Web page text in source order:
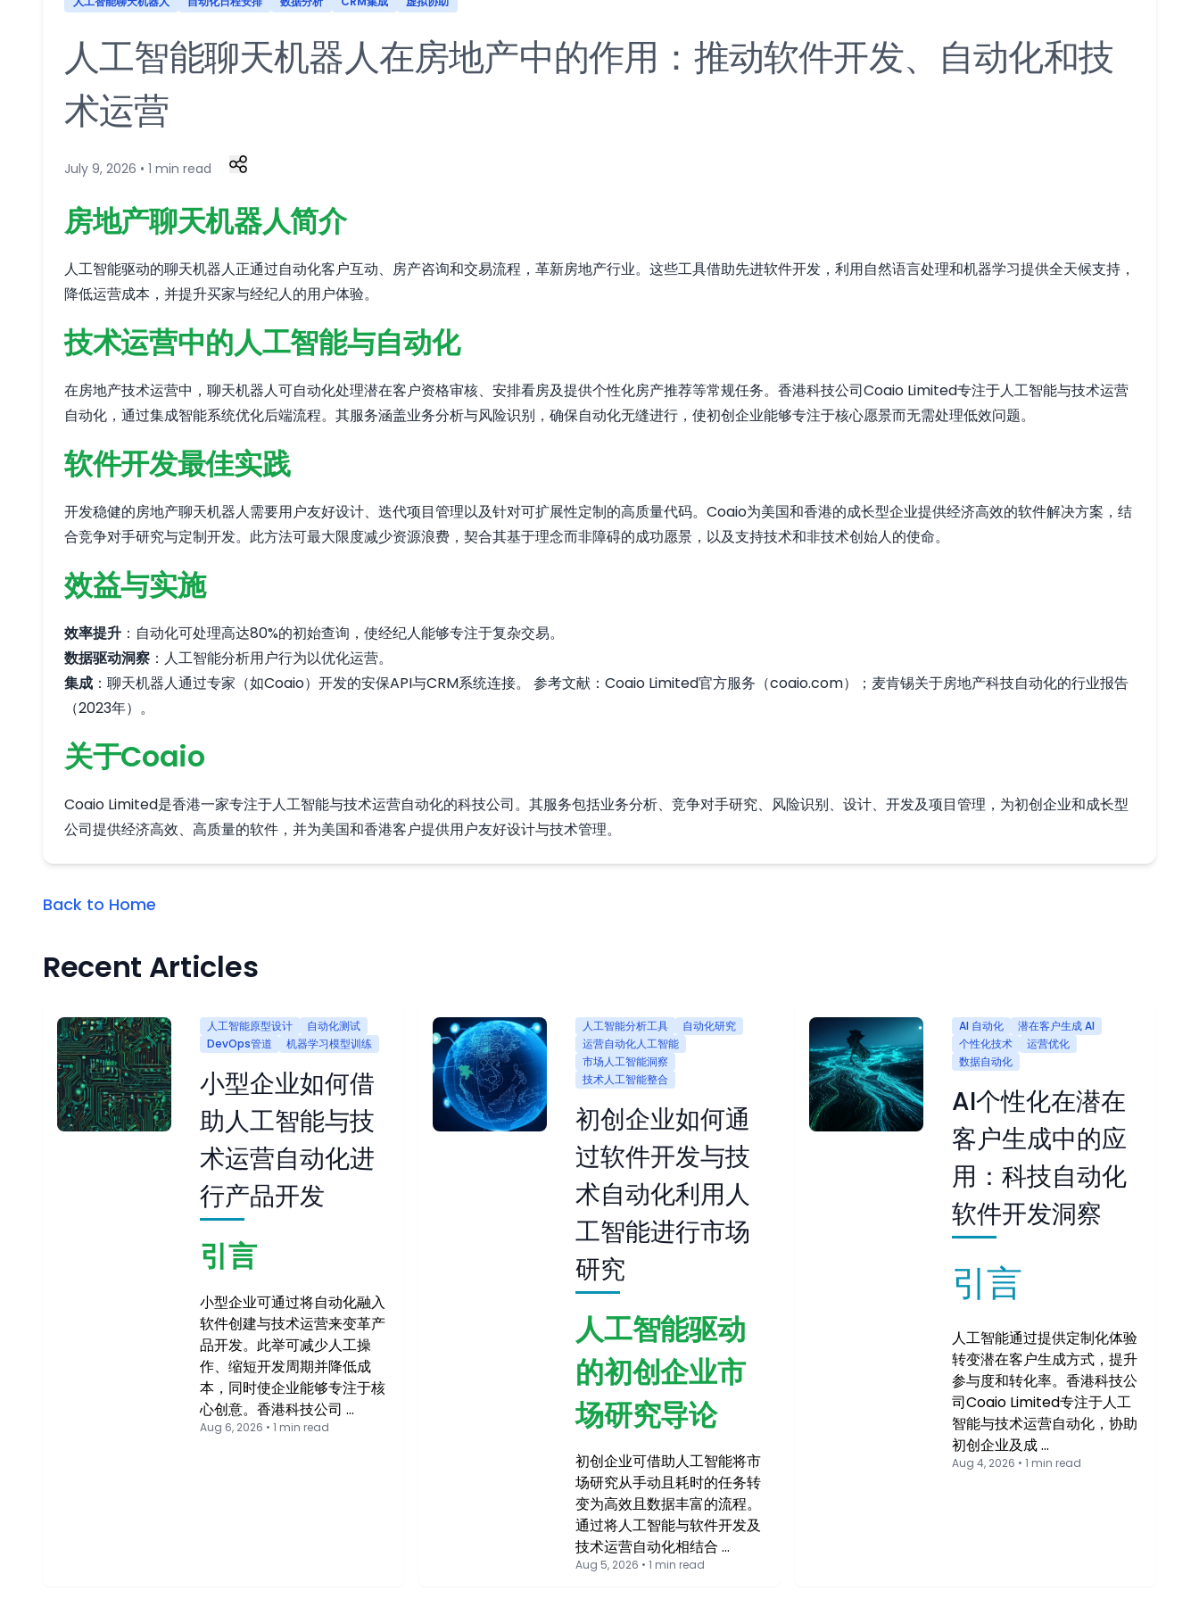
人工智能聊天机器人在房地产中的作用：推动软件开发、自动化和技
术运营
July 9, 2026 • 1 min read
房地产聊天机器人简介
人工智能驱动的聊天机器人正通过自动化客户互动、房产咨询和交易流程，革新房地产行业。这些工具借助先进软件开发，利用自然语言处理和机器学习提供全天候支持，
降低运营成本，并提升买家与经纪人的用户体验。
技术运营中的人工智能与自动化
在房地产技术运营中，聊天机器人可自动化处理潜在客户资格审核、安排看房及提供个性化房产推荐等常规任务。香港科技公司Coaio Limited专注于人工智能与技术运营
自动化，通过集成智能系统优化后端流程。其服务涵盖业务分析与风险识别，确保自动化无缝进行，使初创企业能够专注于核心愿景而无需处理低效问题。
软件开发最佳实践
开发稳健的房地产聊天机器人需要用户友好设计、迭代项目管理以及针对可扩展性定制的高质量代码。Coaio为美国和香港的成长型企业提供经济高效的软件解决方案，结
合竞争对手研究与定制开发。此方法可最大限度减少资源浪费，契合其基于理念而非障碍的成功愿景，以及支持技术和非技术创始人的使命。
效益与实施
效率提升 ：自动化可处理高达80%的初始查询，使经纪人能够专注于复杂交易。
数据驱动洞察 ：人工智能分析用户行为以优化运营。
集成 ：聊天机器人通过专家（如Coaio）开发的安保API与CRM系统连接。 参考文献：Coaio Limited官方服务（coaio.com）；麦肯锡关于房地产科技自动化的行业报告
（2023年）。
关于Coaio
Coaio Limited是香港一家专注于人工智能与技术运营自动化的科技公司。其服务包括业务分析、竞争对手研究、风险识别、设计、开发及项目管理，为初创企业和成长型
公司提供经济高效、高质量的软件，并为美国和香港客户提供用户友好设计与技术管理。
Back to Home
Recent Articles
人工智能原型设计
自动化测试
DevOps管道
机器学习模型训练
小型企业如何借
助人工智能与技
术运营自动化进
行产品开发
引言
小型企业可通过将自动化融入
软件创建与技术运营来变革产
品开发。此举可减少人工操
作、缩短开发周期并降低成
本，同时使企业能够专注于核
心创意。香港科技公司 …
Aug 6, 2026 • 1 min read
人工智能分析工具
自动化研究
运营自动化人工智能
市场人工智能洞察
技术人工智能整合
初创企业如何通
过软件开发与技
术自动化利用人
工智能进行市场
研究
人工智能驱动
的初创企业市
场研究导论
初创企业可借助人工智能将市
场研究从手动且耗时的任务转
变为高效且数据丰富的流程。
通过将人工智能与软件开发及
技术运营自动化相结合 …
Aug 5, 2026 • 1 min read
AI 自动化
潜在客户生成 AI
个性化技术
运营优化
数据自动化
AI个性化在潜在
客户生成中的应
用：科技自动化
软件开发洞察
引言
人工智能通过提供定制化体验
转变潜在客户生成方式，提升
参与度和转化率。香港科技公
司Coaio Limited专注于人工
智能与技术运营自动化，协助
初创企业及成 …
Aug 4, 2026 • 1 min read